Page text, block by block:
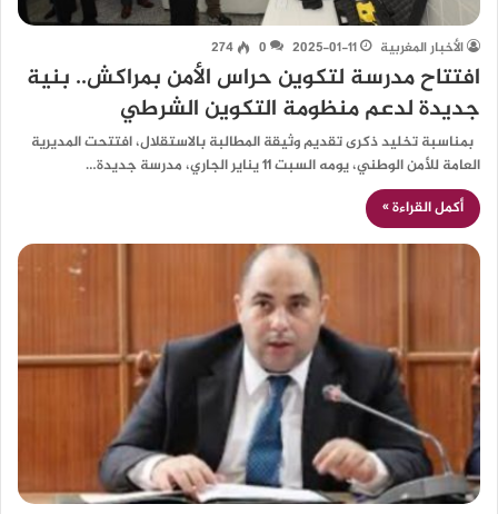
الأخبار المغربية 2025-01-11
0
274
افتتاح مدرسة لتكوين حراس الأمن بمراكش.. بنية
جديدة لدعم منظومة التكوين الشرطي
بمناسبة تخليد ذكرى تقديم وثيقة المطالبة بالاستقلال، افتتحت المديرية
العامة للأمن الوطني، يومه السبت 11 يناير الجاري، مدرسة جديدة…
أكمل القراءة »